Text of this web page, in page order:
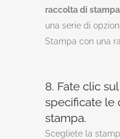
raccolta di stampa
una serie di
Stampa con una
8. Fate clic
specificate le
stampa.
Scegliete la